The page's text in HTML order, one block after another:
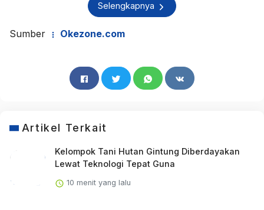
Selengkapnya
Sumber Okezone.com
Artikel Terkait
Kelompok Tani Hutan Gintung Diberdayakan
Lewat Teknologi Tepat Guna
10 menit yang lalu